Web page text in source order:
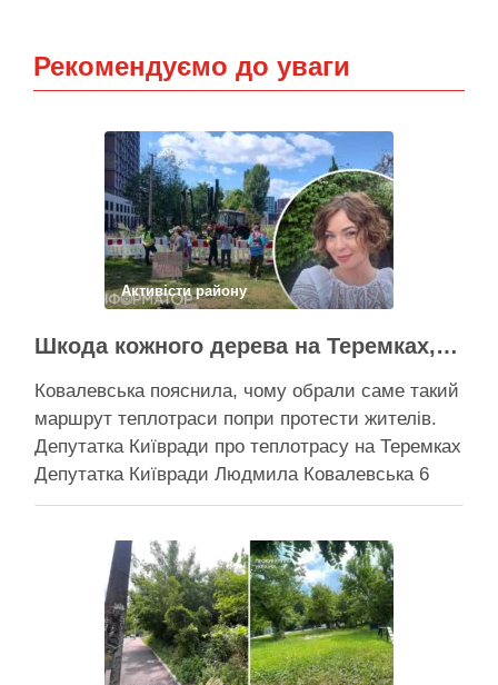
Рекомендуємо до уваги
Активісти району
Шкода кожного дерева на Теремках, але тепло мають подати в 400 будинків – депутатка Київради
Ковалевська пояснила, чому обрали саме такий
маршрут теплотраси попри протести жителів.
Депутатка Київради про теплотрасу на Теремках
Депутатка Київради Людмила Ковалевська 6
серпня прокоментувала конфлікт навколо
на Теремках, заявивши, що розуміє обурення
жителів через вирубку дерев, але наполягає на
необхідності забезпечити теплом понад 400
будинків. …